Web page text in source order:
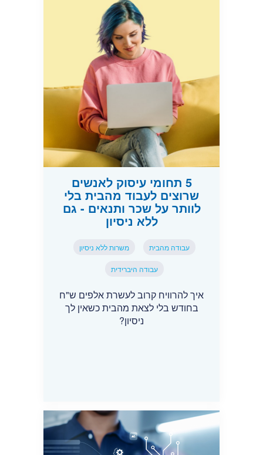
5 תחומי עיסוק לאנשים
שרוצים לעבוד מהבית בלי
לוותר על שכר ותנאים - גם
ללא ניסיון
עבודה מהבית משרות ללא ניסיון
עבודה היברידית
איך להרוויח קרוב לעשרת אלפים ש"ח
בחודש בלי לצאת מהבית כשאין לך
ניסיון?